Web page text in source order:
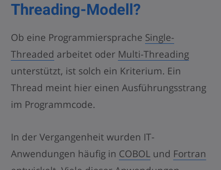
Threading-Modell?
Ob eine Programmiersprache Single-
Threaded arbeitet oder Multi-Threading
unterstützt, ist solch ein Kriterium. Ein
Thread meint hier einen Ausführungsstrang
im Programmcode.
In der Vergangenheit wurden IT-
Anwendungen häufig in COBOL und Fortran